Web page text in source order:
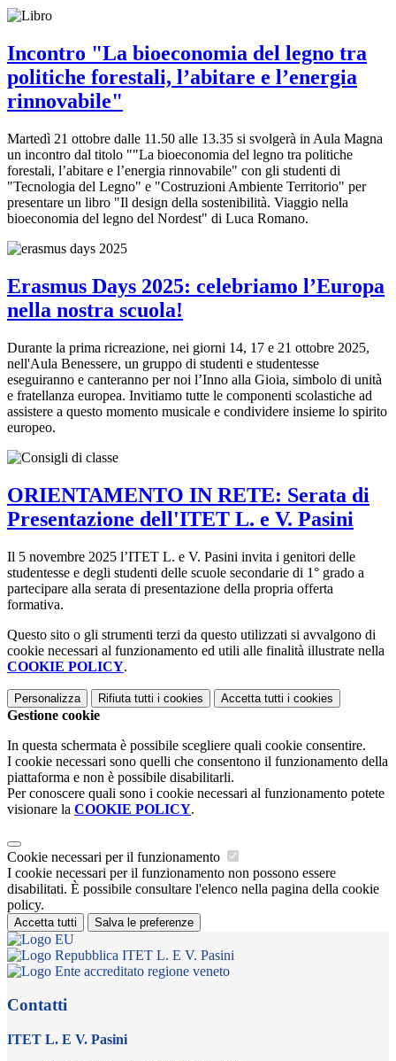
Incontro "La bioeconomia del legno tra
politiche forestali, l’abitare e l’energia
rinnovabile"
Martedì 21 ottobre dalle 11.50 alle 13.35 si svolgerà in Aula Magna
un incontro dal titolo ""La bioeconomia del legno tra politiche
forestali, l’abitare e l’energia rinnovabile" con gli studenti di
"Tecnologia del Legno" e "Costruzioni Ambiente Territorio" per
presentare un libro "Il design della sostenibilità. Viaggio nella
bioeconomia del legno del Nordest" di Luca Romano.
Erasmus Days 2025: celebriamo l’Europa
nella nostra scuola!
Durante la prima ricreazione, nei giorni 14, 17 e 21 ottobre 2025,
nell'Aula Benessere, un gruppo di studenti e studentesse
eseguiranno e canteranno per noi l’Inno alla Gioia, simbolo di unità
e fratellanza europea. Invitiamo tutte le componenti scolastiche ad
assistere a questo momento musicale e condividere insieme lo spirito
europeo.
ORIENTAMENTO IN RETE: Serata di
Presentazione dell'ITET L. e V. Pasini
Il 5 novembre 2025 l’ITET L. e V. Pasini invita i genitori delle
studentesse e degli studenti delle scuole secondarie di 1° grado a
partecipare alla serata di presentazione della propria offerta
formativa.
Questo sito o gli strumenti terzi da questo utilizzati si avvalgono di
cookie necessari al funzionamento ed utili alle finalità illustrate nella
COOKIE POLICY.
Personalizza Rifiuta tutti i cookies Accetta tutti i cookies
Gestione cookie
In questa schermata è possibile scegliere quali cookie consentire.
I cookie necessari sono quelli che consentono il funzionamento della
piattaforma e non è possibile disabilitarli.
Per conoscere quali sono i cookie necessari al funzionamento potete
visionare la COOKIE POLICY.
Cookie necessari per il funzionamento
I cookie necessari per il funzionamento non possono essere
disabilitati. È possibile consultare l'elenco nella pagina della cookie
policy.
Accetta tutti Salva le preferenze
ITET L. E V. Pasini
Contatti
ITET L. E V. Pasini